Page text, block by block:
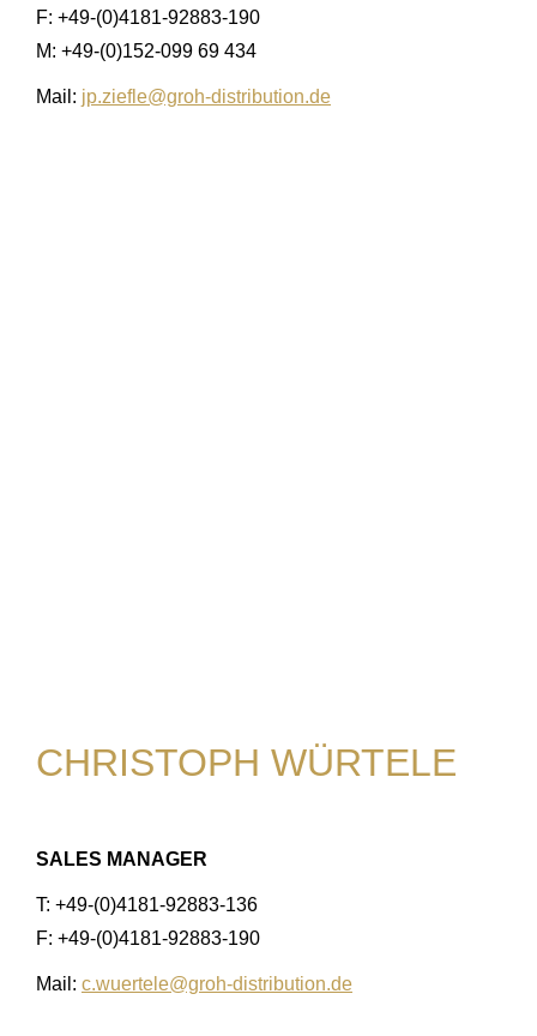
F: +49-(0)4181-92883-190
M: +49-(0)152-099 69 434
Mail: jp.ziefle@groh-distribution.de
CHRISTOPH WÜRTELE
SALES MANAGER
T: +49-(0)4181-92883-136
F: +49-(0)4181-92883-190
Mail: c.wuertele@groh-distribution.de